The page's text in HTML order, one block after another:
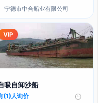
宁德市中合船业有限公司
VIP
吸自卸沙船
(1)人询价